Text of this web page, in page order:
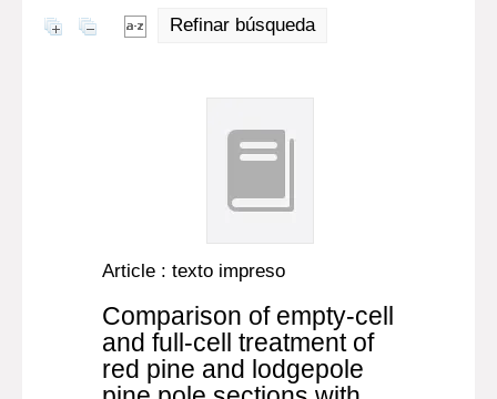
Refinar búsqueda
Article : texto impreso
Comparison of empty-cell
and full-cell treatment of
red pine and lodgepole